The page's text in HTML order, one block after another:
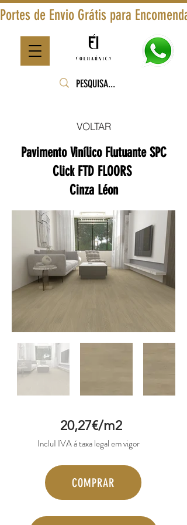
Portes de Envio Grátis para
VOLTAR
Pavimento Vinílico Flutuante SPC
Click FTD FLOORS
Cinza Léon
20,27€/m2
IncluI IVA á taxa legal em vigor
COMPRAR